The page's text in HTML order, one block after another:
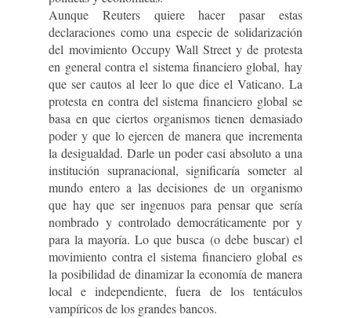
Aunque Reuters quiere hacer pasar estas
declaraciones como una especie de solidarización
del movimiento Occupy Wall Street y de protesta
en general contra el sistema financiero global, hay
que ser cautos al leer lo que dice el Vaticano. La
protesta en contra del sistema financiero global se
basa en que ciertos organismos tienen demasiado
poder y que lo ejercen de manera que incrementa
la desigualdad. Darle un poder casi absoluto a una
institución supranacional, significaría someter al
mundo entero a las decisiones de un organismo
que hay que ser ingenuos para pensar que sería
nombrado y controlado democráticamente por y
para la mayoría. Lo que busca (o debe buscar) el
movimiento contra el sistema financiero global es
la posibilidad de dinamizar la economía de manera
local e independiente, fuera de los tentáculos
vampíricos de los grandes bancos.